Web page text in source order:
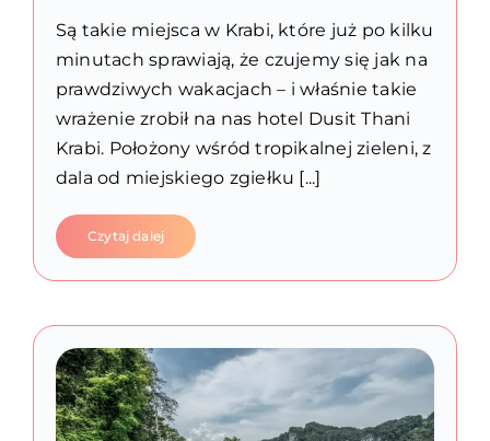
Są takie miejsca w Krabi, które już po kilku
minutach sprawiają, że czujemy się jak na
prawdziwych wakacjach – i właśnie takie
wrażenie zrobił na nas hotel Dusit Thani
Krabi. Położony wśród tropikalnej zieleni, z
dala od miejskiego zgiełku [...]
Czytaj dalej